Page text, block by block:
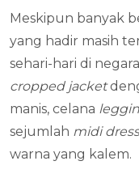
Meskipun banyak
yang hadir masih
sehari-hari di
cropped jacket
manis, celana
sejumlah midi
warna yang kalem.